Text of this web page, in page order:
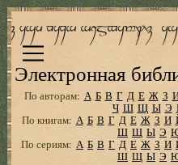
Электронная
По авторам: А Б В Г Д Е Ж З
Ч Ш Щ Ы Э
По книгам: А Б В Г Д Е Ж З И
Ш Щ Ы Э
По сериям: А Б В Г Д Е Ж З И
Ш Щ Ы Э